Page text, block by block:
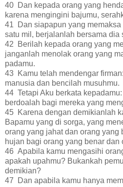
40 Dan kepada orang yang
karena mengingini bajumu,
41 Dan siapapun yang
satu mil, berjalanlah bersama dia
42 Berilah kepada orang yang
janganlah menolak orang yang
padamu.
43 Kamu telah mendengar
manusia dan bencilah musuhmu.
44 Tetapi Aku berkata
berdoalah bagi mereka yang
45 Karena dengan demikianlah
Bapamu yang di sorga, yang
orang yang jahat dan orang yang
hujan bagi orang yang benar dan
46 Apabila kamu mengasihi
apakah upahmu? Bukankah
demikian?
47 Dan apabila kamu hanya